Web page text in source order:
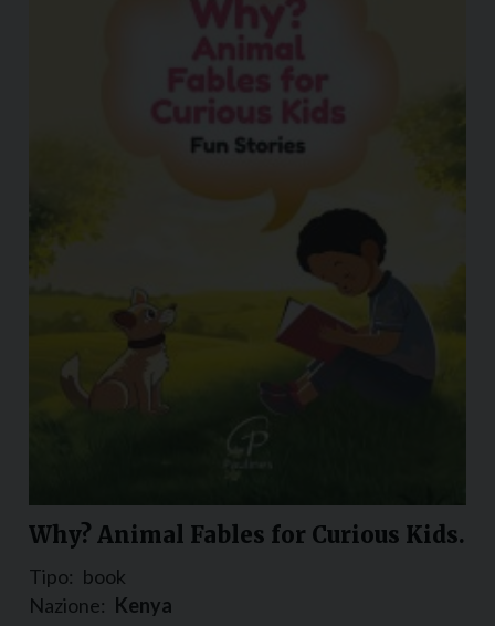
Why? Animal Fables for Curious Kids.
Tipo: book
Nazione: Kenya